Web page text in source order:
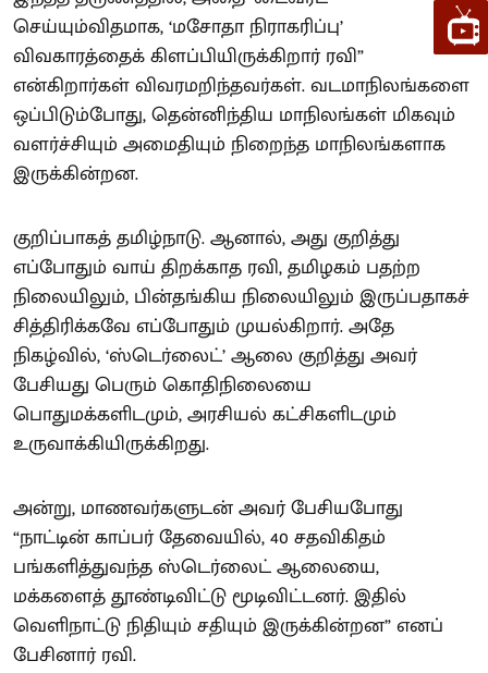
செய்யும்விதமாக, ‘மசோதா நிராகரிப்பு’
விவகாரத்தைக் கிளப்பியிருக்கிறார் ரவி”
என்கிறார்கள் விவரமறிந்தவர்கள். வடமாநிலங்களை
ஒப்பிடும்போது, தென்னிந்திய மாநிலங்கள் மிகவும்
வளர்ச்சியும் அமைதியும் நிறைந்த மாநிலங்களாக
இருக்கின்றன.
குறிப்பாகத் தமிழ்நாடு. ஆனால், அது குறித்து
எப்போதும் வாய் திறக்காத ரவி, தமிழகம் பதற்ற
நிலையிலும், பின்தங்கிய நிலையிலும் இருப்பதாகச்
சித்திரிக்கவே எப்போதும் முயல்கிறார். அதே
நிகழ்வில், ‘ஸ்டெர்லைட்’ ஆலை குறித்து அவர்
பேசியது பெரும் கொதிநிலையை
பொதுமக்களிடமும், அரசியல் கட்சிகளிடமும்
உருவாக்கியிருக்கிறது.
அன்று, மாணவர்களுடன் அவர் பேசியபோது
“நாட்டின் காப்பர் தேவையில், 40 சதவிகிதம்
பங்களித்துவந்த ஸ்டெர்லைட் ஆலையை,
மக்களைத் தூண்டிவிட்டு மூடிவிட்டனர். இதில்
வெளிநாட்டு நிதியும் சதியும் இருக்கின்றன” எனப்
பேசினார் ரவி.